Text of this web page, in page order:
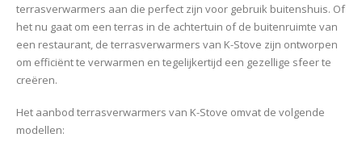
terrasverwarmers aan die perfect zijn voor gebruik buitenshuis. Of
het nu gaat om een terras in de achtertuin of de buitenruimte van
een restaurant, de terrasverwarmers van K-Stove zijn ontworpen
om efficiënt te verwarmen en tegelijkertijd een gezellige sfeer te
creëren.
Het aanbod terrasverwarmers van K-Stove omvat de volgende
modellen: